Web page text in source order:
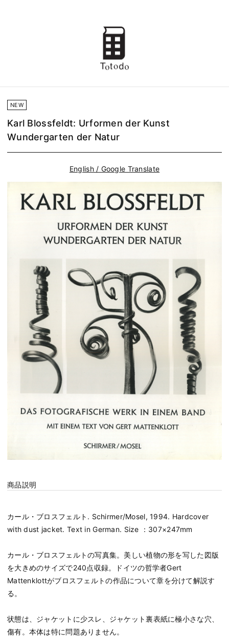
NEW
Karl Blossfeldt: Urformen der Kunst
Wundergarten der Natur
English / Google Translate
商品説明
カール・ブロスフェルト. Schirmer/Mosel, 1994. Hardcover
with dust jacket. Text in German. Size ：307×247mm
カール・ブロスフェルトの写真集。美しい植物の形を写した図版
を大きめのサイズで240点収録。ドイツの哲学者Gert
Mattenklottがブロスフェルトの作品について章を分けて解説す
る。
状態は、ジャケットに少スレ、ジャケット裏表紙に極小さな穴、
傷有。本体は特に問題ありません。